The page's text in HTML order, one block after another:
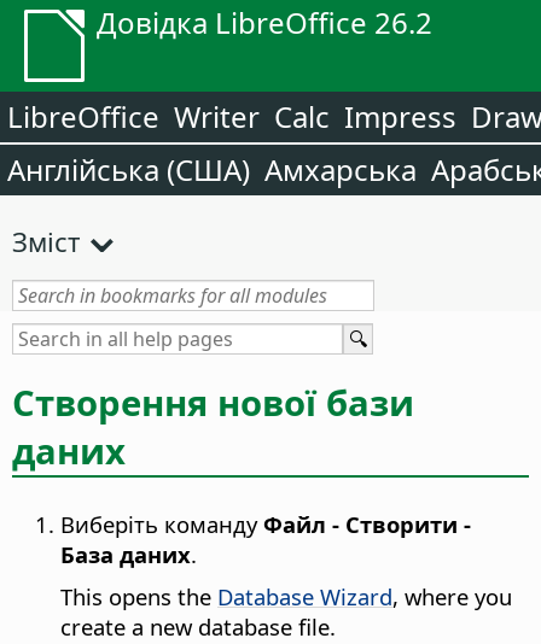
Довідка LibreOffice 26.2
LibreOffice Writer Calc Impress
Англійська (США) Амхарська
Зміст
Створення нової бази
даних
Виберіть командуФайл - Створити -
База даних.
This opens the Database Wizard, where you
create a new database file.